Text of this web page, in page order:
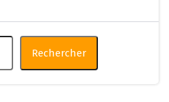
Rechercher